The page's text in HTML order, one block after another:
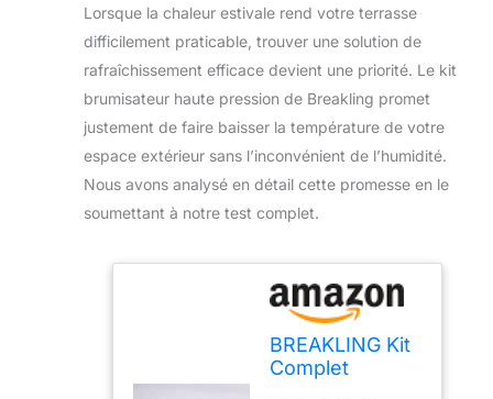
Lorsque la chaleur estivale rend votre terrasse
difficilement praticable, trouver une solution de
rafraîchissement efficace devient une priorité. Le kit
brumisateur haute pression de Breakling promet
justement de faire baisser la température de votre
espace extérieur sans l’inconvénient de l’humidité.
Nous avons analysé en détail cette promesse en le
soumettant à notre test complet.
BREAKLING Kit
Complet